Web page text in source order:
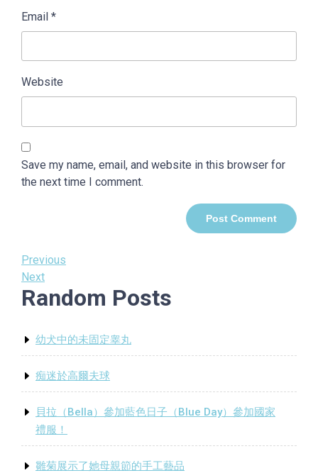
Email *
Website
Save my name, email, and website in this browser for
the next time I comment.
Post
navigation
Previous
Post
Previous
Next
Post
Next
Random Posts
幼犬中的未固定睾丸
痴迷於高爾夫球
貝拉（Bella）參加藍色日子（Blue Day）參加國家
禮服！
雛菊展示了她母親節的手工藝品